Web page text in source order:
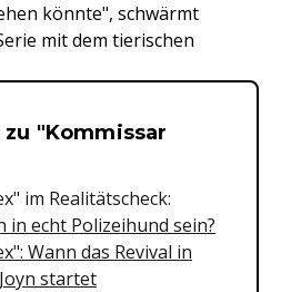
könnte", schwärmt
mit dem tierischen
&
"Kommissar
im Realitätscheck:
in echt Polizeihund sein?
Wann das Revival in
startet